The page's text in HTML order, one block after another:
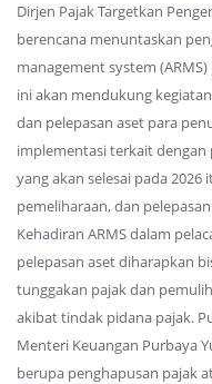
Dirjen Pajak Targetkan
berencana menuntaskan
management system
ini akan mendukung
dan pelepasan aset para
implementasi terkait dengan
yang akan selesai pada
pemeliharaan, dan
Kehadiran ARMS dalam
pelepasan aset diharapkan
tunggakan pajak dan
akibat tindak pidana pajak.
Menteri Keuangan Purbaya
berupa penghapusan pajak